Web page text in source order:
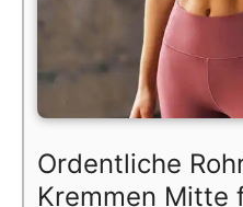
Ordentliche
Kremmen